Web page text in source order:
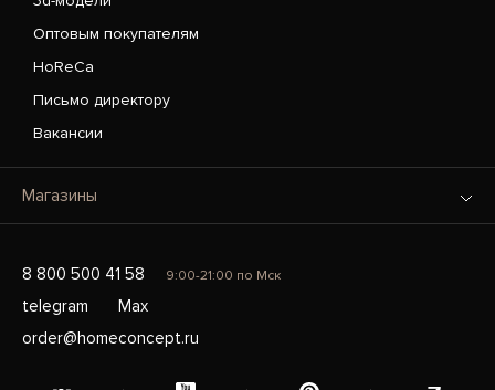
Оптовым покупателям
HoReCa
Письмо директору
Вакансии
Магазины
8 800 500 41 58 9:00-21:00 по Мск
telegram
Max
order@homeconcept.ru